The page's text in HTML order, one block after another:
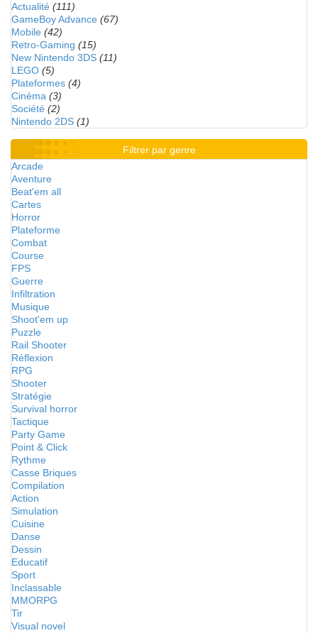
Actualité (111)
GameBoy Advance (67)
Mobile (42)
Retro-Gaming (15)
New Nintendo 3DS (11)
LEGO (5)
Plateformes (4)
Cinéma (3)
Société (2)
Nintendo 2DS (1)
Filtrer par genre
Arcade
Aventure
Beat'em all
Cartes
Horror
Plateforme
Combat
Course
FPS
Guerre
Infiltration
Musique
Shoot'em up
Puzzle
Rail Shooter
Réflexion
RPG
Shooter
Stratégie
Survival horror
Tactique
Party Game
Point & Click
Rythme
Casse Briques
Compilation
Action
Simulation
Cuisine
Danse
Dessin
Educatif
Sport
Inclassable
MMORPG
Tir
Visual novel